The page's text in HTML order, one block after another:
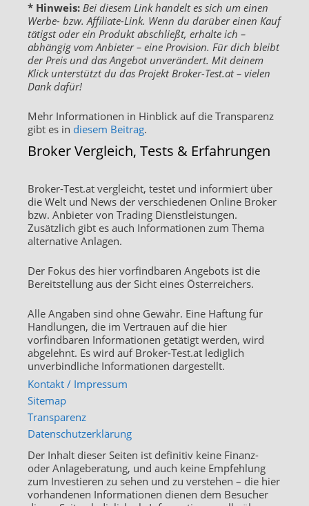
* Hinweis: Bei diesem Link handelt es sich um einen
Werbe- bzw. Affiliate-Link. Wenn du darüber einen Kauf
tätigst oder ein Produkt abschließt, erhalte ich –
abhängig vom Anbieter – eine Provision. Für dich bleibt
der Preis und das Angebot unverändert. Mit deinem
Klick unterstützt du das Projekt Broker-Test.at – vielen
Dank dafür!
Mehr Informationen in Hinblick auf die Transparenz
gibt es in diesem Beitrag.
Broker Vergleich, Tests & Erfahrungen
Broker-Test.at vergleicht, testet und informiert über
die Welt und News der verschiedenen Online Broker
bzw. Anbieter von Trading Dienstleistungen.
Zusätzlich gibt es auch Informationen zum Thema
alternative Anlagen.
Der Fokus des hier vorfindbaren Angebots ist die
Bereitstellung aus der Sicht eines Österreichers.
Alle Angaben sind ohne Gewähr. Eine Haftung für
Handlungen, die im Vertrauen auf die hier
vorfindbaren Informationen getätigt werden, wird
abgelehnt. Es wird auf Broker-Test.at lediglich
unverbindliche Informationen dargestellt.
Kontakt / Impressum
Sitemap
Transparenz
Datenschutzerklärung
Der Inhalt dieser Seiten ist definitiv keine Finanz-
oder Anlageberatung, und auch keine Empfehlung
zum Investieren zu sehen und zu verstehen – die hier
vorhandenen Informationen dienen dem Besucher